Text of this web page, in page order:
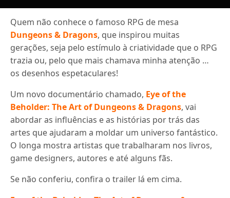
Quem não conhece o famoso RPG de mesa
Dungeons & Dragons, que inspirou muitas
gerações, seja pelo estímulo à criatividade que o RPG
trazia ou, pelo que mais chamava minha atenção …
os desenhos espetaculares!
Um novo documentário chamado, Eye of the
Beholder: The Art of Dungeons & Dragons, vai
abordar as influências e as histórias por trás das
artes que ajudaram a moldar um universo fantástico.
O longa mostra artistas que trabalharam nos livros,
game designers, autores e até alguns fãs.
Se não conferiu, confira o trailer lá em cima.